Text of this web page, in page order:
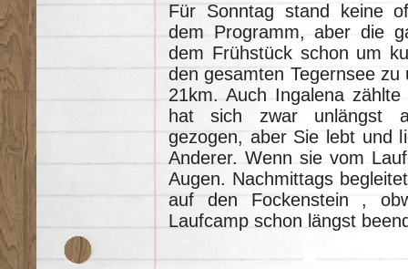
Für Sonntag stand keine
dem Programm, aber die
dem Frühstück schon um
den gesamten Tegernsee
21km. Auch Ingalena
hat sich zwar unlängst
gezogen, aber Sie lebt und
Anderer. Wenn sie vom
Augen. Nachmittags
auf den Fockenstein ,
Laufcamp schon längst